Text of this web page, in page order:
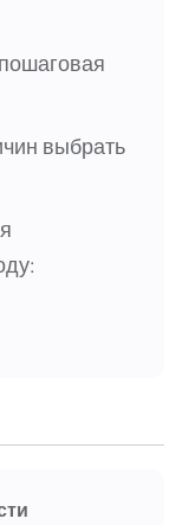
выбрать